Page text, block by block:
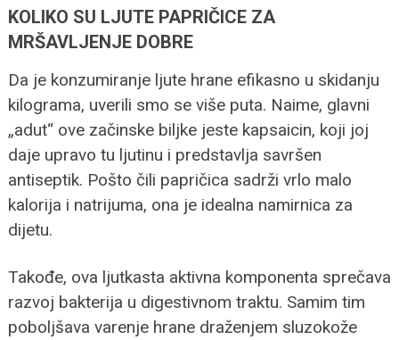
KOLIKO SU LJUTE PAPRIČICE ZA
MRŠAVLJENJE DOBRE
Da je konzumiranje ljute hrane efikasno u skidanju
kilograma, uverili smo se više puta. Naime, glavni
„adut“ ove začinske biljke jeste kapsaicin, koji joj
daje upravo tu ljutinu i predstavlja savršen
antiseptik. Pošto čili papričica sadrži vrlo malo
kalorija i natrijuma, ona je idealna namirnica za
dijetu.
Takođe, ova ljutkasta aktivna komponenta sprečava
razvoj bakterija u digestivnom traktu. Samim tim
poboljšava varenje hrane draženjem sluzokože